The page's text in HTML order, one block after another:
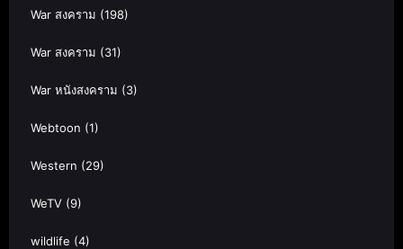
War สงคราม (198)
War สงคราม (31)
War หนังสงคราม (3)
Webtoon (1)
Western (29)
WeTV (9)
wildlife (4)